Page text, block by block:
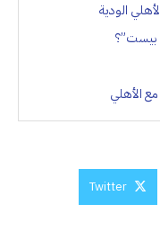
الودية
بيست”؟
الأهلي
Twitter